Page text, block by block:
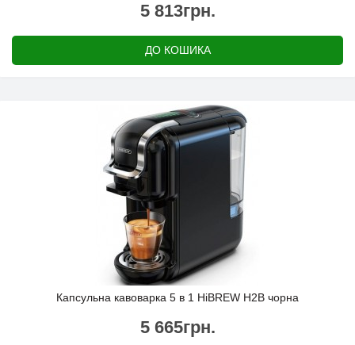
5 813грн.
ДО КОШИКА
Капсульна кавоварка 5 в 1 HiBREW H2B чорна
5 665грн.